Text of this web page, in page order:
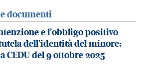
documenti
e l’obbligo positivo
dell’identità del minore:
CEDU del 9 ottobre 2025